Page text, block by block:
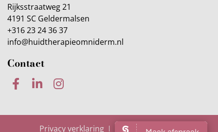
Rijksstraatweg 21
4191 SC Geldermalsen
+316 23 24 36 37
info@huidtherapieomniderm.nl
Contact
Privacy verklaring Klachtenregeling